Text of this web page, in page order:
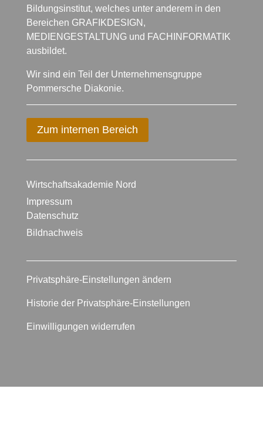
Bildungsinstitut, welches unter anderem in den
Bereichen GRAFIKDESIGN,
MEDIENGESTALTUNG und FACHINFORMATIK
ausbildet.
Wir sind ein Teil der Unternehmensgruppe
Pommersche Diakonie.
Zum internen Bereich
Wirtschaftsakademie Nord
Impressum
Datenschutz
Bildnachweis
Privatsphäre-Einstellungen ändern
Historie der Privatsphäre-Einstellungen
Einwilligungen widerrufen